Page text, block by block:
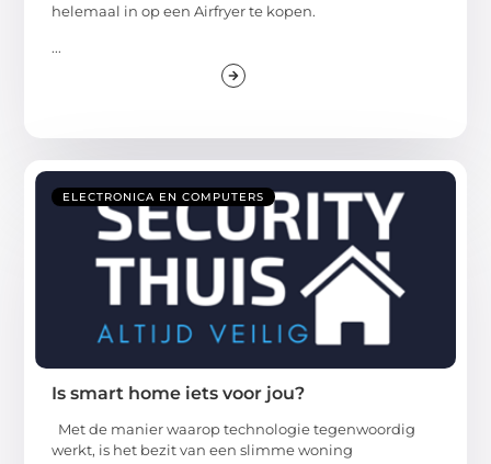
helemaal in op een Airfryer te kopen.
...
ELECTRONICA EN COMPUTERS
Is smart home iets voor jou?
Met de manier waarop technologie tegenwoordig
werkt, is het bezit van een slimme woning